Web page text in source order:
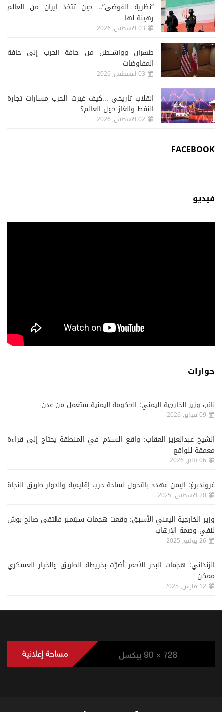
“نظرية الفوضى”.. حين تتخذ إيران من العالم
رهينة لها
03 اغسطس, 2026
طهران وواشنطن من حافة الحرب إلى حافة
المفاوضات
03 اغسطس, 2026
انقلاب تاريخي ...كيف غيرت الحرب مسارات تجارة
النفط والغاز حول العالم؟
02 اغسطس, 2026
FACEBOOK
فيديو
حوارات
نائب وزير الخارجية اليمني: الحكومة اليمنية ستعمل من عدن
09 فبراير, 2026
الشيخ عبدالعزيز العقاب: واقع السلام في المنطقة يحتاج إلى قراءة
معمقة للواقع
06 يناير, 2026
غروندبرغ: اليمن مهدد بالتحول لساحة حرب إقليمية والحوار طريق النجاة
20 اغسطس, 2025
وزير الخارجية اليمني الأسبق: وقعت هجمات سبتمبر فالتقى صالح بوش
لنفي وصمة الإرهاب
26 يوليو, 2025
الزنداني: هجمات البحر الأحمر أضرّت بخريطة الطريق والخيار العسكري
ممكن
12 مارس, 2025